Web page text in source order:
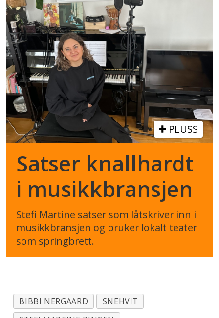
PLUSS
Satser knallhardt
i musikkbransjen
Stefi Martine satser som låtskriver inn i
musikkbransjen og bruker lokalt teater
som springbrett.
BIBBI NERGAARD
SNEHVIT